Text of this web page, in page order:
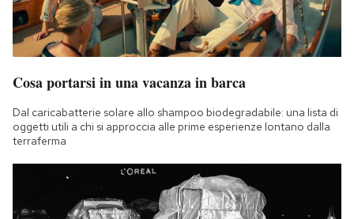
Cosa portarsi in una vacanza in barca
Dal caricabatterie solare allo shampoo biodegradabile: una lista di
oggetti utili a chi si approccia alle prime esperienze lontano dalla
terraferma